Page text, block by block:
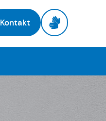
Kontakt